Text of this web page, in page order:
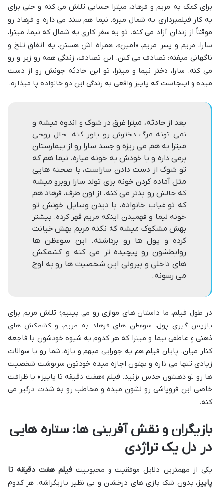
برای کمک به مریم و فرهاد، میترا حسابی تلاش می کنه و حتی برای
یه کار فیلمبرداری به شمال میره. نیما هم سند می ذاره و فرهاد رو
موقتاً از زندان آزاد می کنه. تو یه سفر کاری به شمال که نیما، میترا،
سارا، مریم و پسر مریم، «امین»، همراه اش هستن، یه اتفاق تلخ و
ناگهانی میفته: تصادف می کنن. این تصادف، زندگی همه رو زیر و رو
می کنه. سارا، دختر نیما و میترا، تو این حادثه جونش رو از دست
میده و اینجاست که پاییز واقعی به زندگی این دو خانواده پا میذاره.
بعد از حادثه، میترا غرق در شوک و اندوه میشه و
نمی تونه مرگ دخترش رو باور کنه. حال روحی
میترا به هم می ریزه و جسد سارا رو از بیمارستان
برمی داره و با خودش به خونه میاره. نیما هم که
تو شوک از دست دادن ساراست، با صحنه هایی
مثل آماده کردن خونه برای تولد سارا روبرو میشه
که حالش رو بدتر می کنه. از اون طرف، فرهاد هم
که تو غیاب خانواده، با دیدن وسایل خونش تو
خونه نیما و فهمیدن اینکه مریم قهر کرده، بیشتر
بهش مشکوک میشه که نکنه مریم بهش خیانت
کرده و پول ها رو برداشته. این سوءظن ها
روابطشون رو پیچیده تر می کنه و کشمکش
های داخلی و بیرونی این شخصیت ها رو به اوج
می رسونه.
در طول فیلم، ما داستان های موازی رو می بینیم؛ تلاش مریم برای
بازپس گیری پول، سوءظن های فرهاد به مریم، و کشمکش های
ذهنی و عاطفی نیما و میترا که هر کدوم به شیوه خودشون با فاجعه
کنار میان. پایان فیلم هم یه جورایی مبهم و بازه، شما رو با سوالات
زیادی تنها می ذاره و بهتون اجازه میده خودتون سرنوشت شخصیت
ها رو تو ذهنتون حدس بزنید. فیلم «هفت دقیقه تا پاییز» با ظرافت
خاصی این فروپاشی رو نشون میده و مخاطب رو به شدت درگیر می
کنه.
بازیگران و نقش آفرینی ها: ستاره هایی
در دل یک تراژدی
یکی از مهمترین دلایل موفقیت و محبوبیتفیلم هفت دقیقه تا
پاییز، بدون شک بازی های درخشان و بی نظیر بازیگراشه. هر کدوم